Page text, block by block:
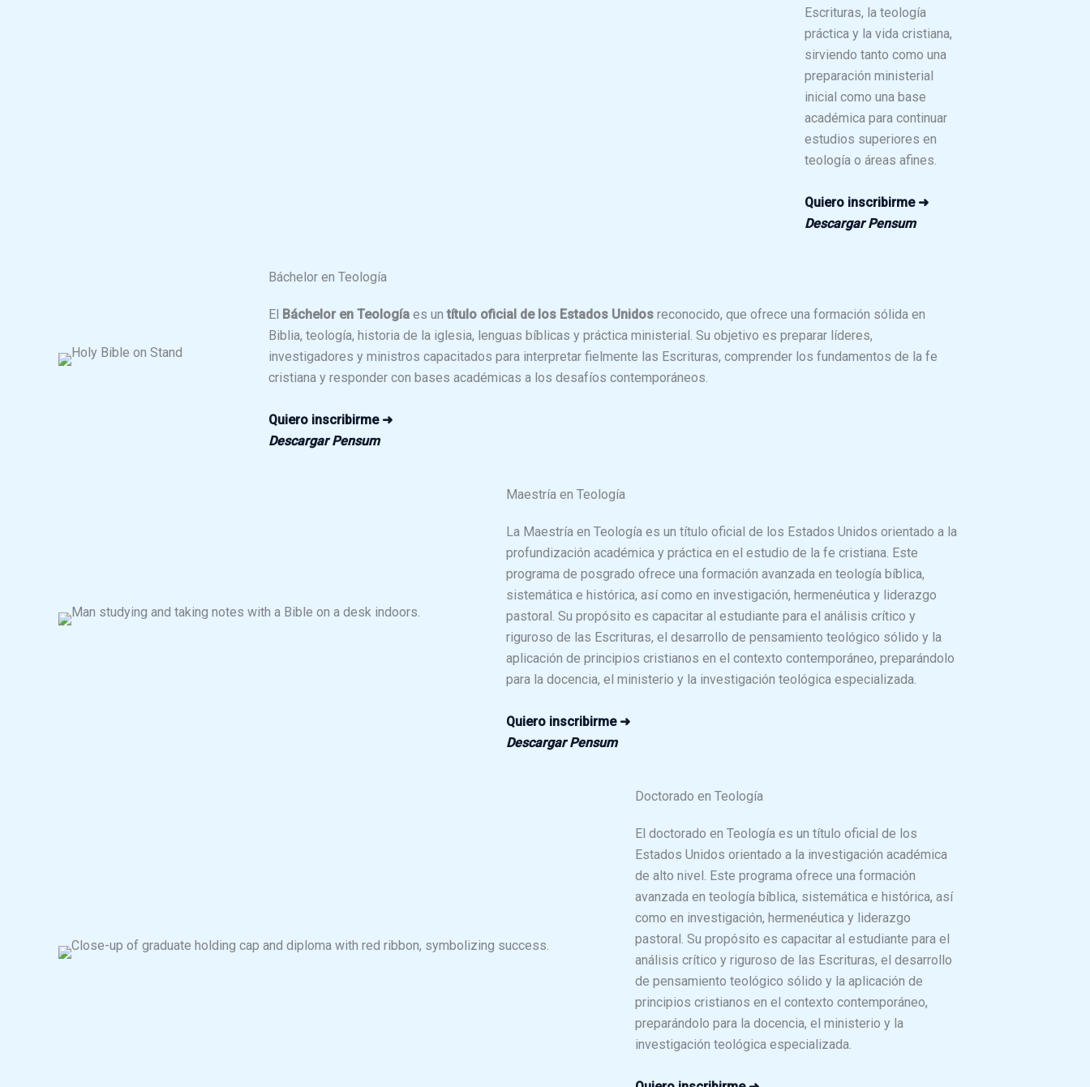
Escrituras, la teología
práctica y la vida cristiana,
sirviendo tanto como una
preparación ministerial
inicial como una base
académica para continuar
estudios superiores en
teología o áreas afines.
Quiero inscribirme ➜
Descargar Pensum
Báchelor en Teología
El Báchelor en Teología es untítulo oficial de los Estados Unidos reconocido, que ofrece una formación sólida en
Biblia, teología, historia de la iglesia, lenguas bíblicas y práctica ministerial. Su objetivo es preparar líderes,
investigadores y ministros capacitados para interpretar fielmente las Escrituras, comprender los fundamentos de la fe
cristiana y responder con bases académicas a los desafíos contemporáneos.
Quiero inscribirme ➜
Descargar Pensum
Maestría en Teología
La Maestría en Teología es un título oficial de los Estados Unidos orientado a la
profundización académica y práctica en el estudio de la fe cristiana. Este
programa de posgrado ofrece una formación avanzada en teología bíblica,
sistemática e histórica, así como en investigación, hermenéutica y liderazgo
pastoral. Su propósito es capacitar al estudiante para el análisis crítico y
riguroso de las Escrituras, el desarrollo de pensamiento teológico sólido y la
aplicación de principios cristianos en el contexto contemporáneo, preparándolo
para la docencia, el ministerio y la investigación teológica especializada.
Quiero inscribirme ➜
Descargar Pensum
Doctorado en Teología
El doctorado en Teología es un título oficial de los
Estados Unidos orientado a la investigación académica
de alto nivel. Este programa ofrece una formación
avanzada en teología bíblica, sistemática e histórica, así
como en investigación, hermenéutica y liderazgo
pastoral. Su propósito es capacitar al estudiante para el
análisis crítico y riguroso de las Escrituras, el desarrollo
de pensamiento teológico sólido y la aplicación de
principios cristianos en el contexto contemporáneo,
preparándolo para la docencia, el ministerio y la
investigación teológica especializada.